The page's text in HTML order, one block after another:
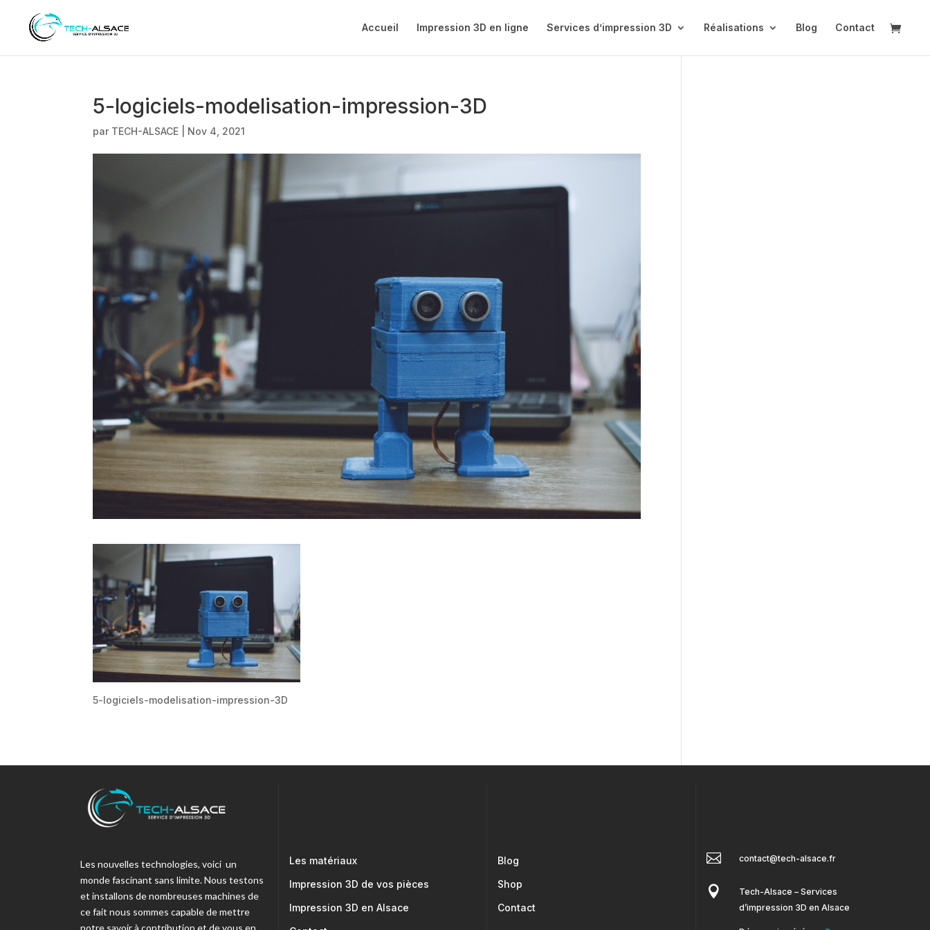
Accueil Impression 3D en ligne Services d’impression 3D Réalisations Blog Contact
5-logiciels-modelisation-impression-3D
par TECH-ALSACE Nov 4, 2021
5-logiciels-modelisation-impression-3D
Les nouvelles technologies, voici un
monde fascinant sans limite. Nous testons
et installons de nombreuses machines de
ce fait nous sommes capable de mettre
notre savoir à contribution et de vous en
Les matériaux
Impression 3D de vos pièces
Impression 3D en Alsace
Blog
Shop
Contact
 contact@tech-alsace.fr

Tech-Alsace – Services
d’impression 3D en Alsace